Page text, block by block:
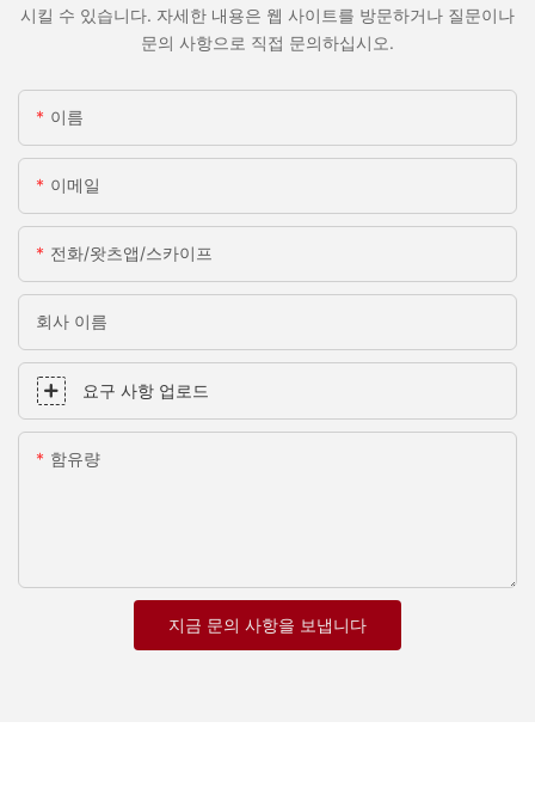
시킬 수 있습니다. 자세한 내용은 웹 사이트를 방문하거나 질문이나
문의 사항으로 직접 문의하십시오.
이름
이메일
전화/왓츠앱/스카이프
회사 이름
요구 사항 업로드
함유량
지금 문의 사항을 보냅니다